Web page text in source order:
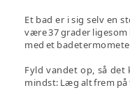
Et bad er i sig selv en
være 37 grader
med et
Fyld vandet op, så
mindst: Læg alt frem på